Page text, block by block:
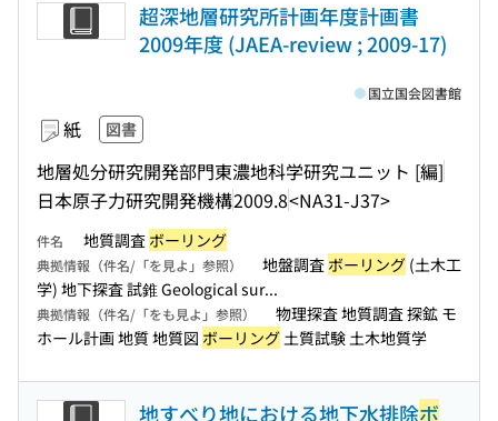
超深地層研究所計画年度計画書
2009年度 (JAEA-review ; 2009-17)
紙 図書
地層処分研究開発部門東濃地科学研究ユニット [編]
日本原子力研究開発機構2009.8<NA31-J37>
国立国会図書館
件名 地質調査 ボーリング
典拠情報（件名/「を見よ」参照） 地盤調査 ボーリング (土木工
学) 地下探査 試錐 Geological sur...
典拠情報（件名/「をも見よ」参照）
物理探査 地質調査 探鉱 モ
ホール計画 地質 地質図 ボーリング土質試験 土木地質学
地すべり地における地下水排除ボ